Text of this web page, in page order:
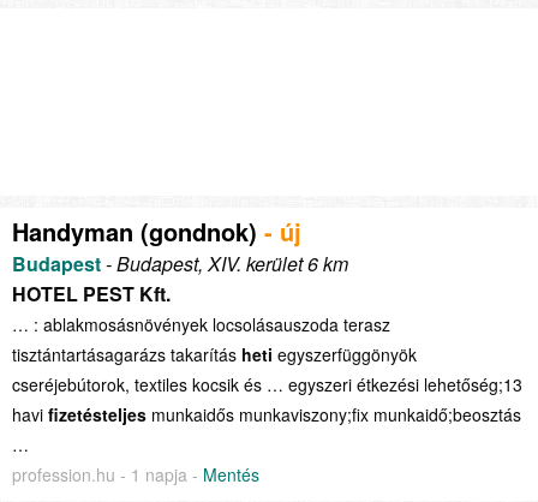
Handyman (gondnok) - új
Budapest- Budapest, XIV. kerület 6 km
HOTEL PEST Kft.
… : ablakmosásnövények locsolásauszoda terasz
tisztántartásagarázs takarítás heti egyszerfüggönyök
cseréjebútorok, textiles kocsik és … egyszeri étkezési lehetőség;13
havi fizetésteljes munkaidős munkaviszony;fix munkaidő;beosztás
…
profession.hu - 1 napja - Mentés